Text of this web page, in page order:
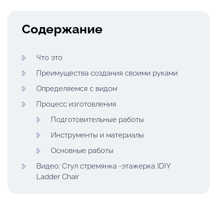
Содержание
Что это
Преимущества создания своими руками
Определяемся с видом
Процесс изготовления
Подготовительные работы
Инструменты и материалы
Основные работы
Видео: Стул стремянка -этажерка )DIY
Ladder Chair